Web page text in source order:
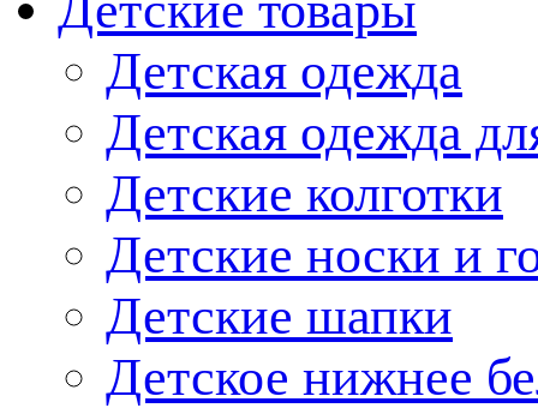
Детская одежда
Детская одежда
Детские колготки
Детские носки и
Детские шапки
Детское нижнее